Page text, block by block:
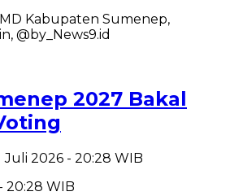
2027 Bakal
Juli 2026 - 20:28 WIB
20:28 WIB